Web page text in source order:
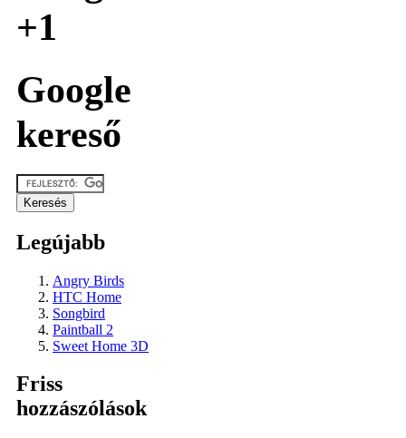
+1
Google
kereső
Legújabb
Angry Birds
HTC Home
Songbird
Paintball 2
Sweet Home 3D
Friss
hozzászólások